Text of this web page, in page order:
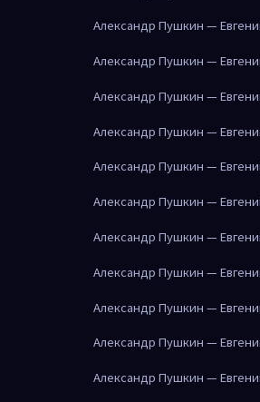
Александр Пушкин —
Александр Пушкин —
Александр Пушкин —
Александр Пушкин —
Александр Пушкин —
Александр Пушкин —
Александр Пушкин —
Александр Пушкин —
Александр Пушкин —
Александр Пушкин —
Александр Пушкин —